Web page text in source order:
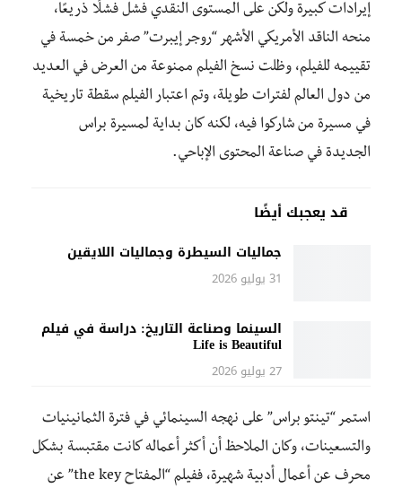
إيرادات كبيرة ولكن على المستوى النقدي فشل فشلًا ذريعًا،
منحه الناقد الأمريكي الأشهر “روجر إيبرت” صفر من خمسة في
تقييمه للفيلم، وظلت نسخ الفيلم ممنوعة من العرض في العديد
من دول العالم لفترات طويلة، وتم اعتبار الفيلم سقطة تاريخية
في مسيرة من شاركوا فيه، لكنه كان بداية لمسيرة براس
الجديدة في صناعة المحتوى الإباحي.
قد يعجبك أيضًا
جماليات السيطرة وجماليات اللايقين
31 يوليو 2026
السينما وصناعة التاريخ: دراسة في فيلم
Life is Beautiful
27 يوليو 2026
استمر “تينتو براس” على نهجه السينمائي في فترة الثمانينيات
والتسعينات، وكان الملاحظ أن أكثر أعماله كانت مقتبسة بشكل
محرف عن أعمال أدبية شهيرة، ففيلم “المفتاح the key” عن